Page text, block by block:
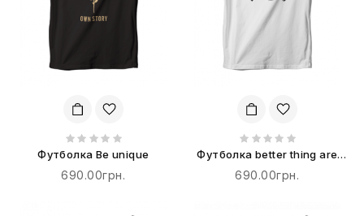
Футболка Be unique
690.00грн.
Футболка better thing are
coming
690.00грн.